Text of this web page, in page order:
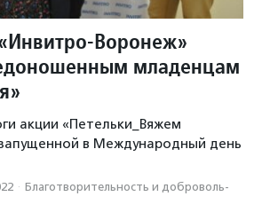
Воронеж»
младенцам
акции «Петельки_Вяжем
в Международный день
· Благотвори­тель­ность и доброволь­